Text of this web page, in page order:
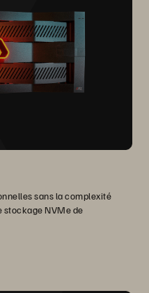
sans la complexité
stockage NVMe de